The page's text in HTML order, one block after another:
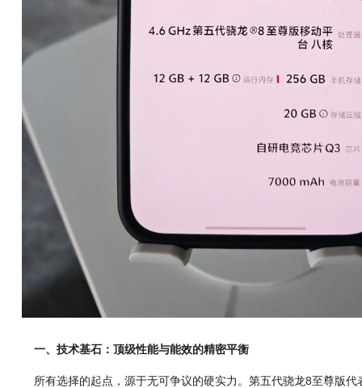
一、技术基石：顶级性能与能效的精密平衡
所有选择的起点，源于无可争议的硬实力。第五代骁龙8至尊版